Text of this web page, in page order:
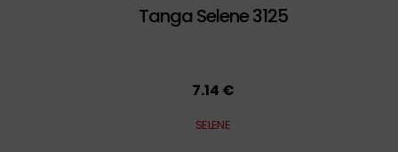
Tanga Selene 3125
7.14 €
SELENE